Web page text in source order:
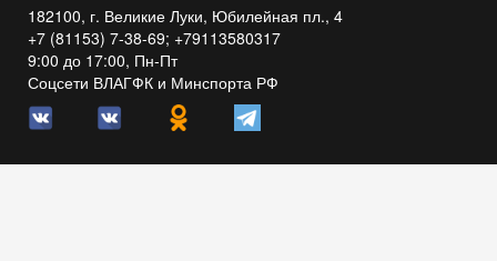
182100, г. Великие Луки, Юбилейная пл., 4
+7 (81153) 7-38-69; +79113580317
9:00 до 17:00, Пн-Пт
Соцсети ВЛАГФК и Минспорта РФ